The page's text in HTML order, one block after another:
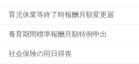
育児休業等終了時報酬月額変更届
養育期間標準報酬月額特例申出
社会保険の同日得喪